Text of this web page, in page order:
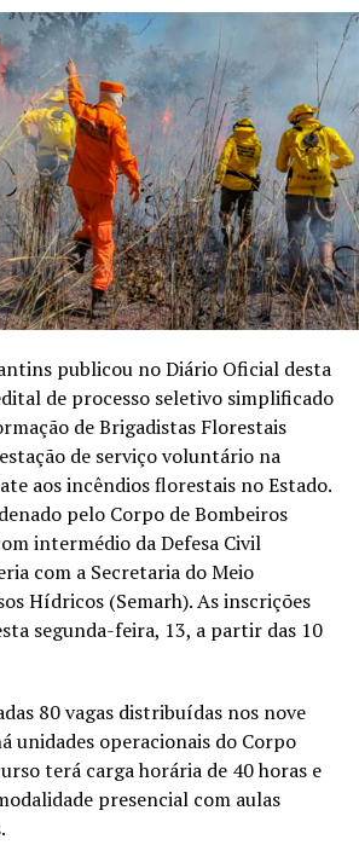
publicou no Diário Oficial desta
de processo seletivo simplificado
de Brigadistas Florestais
de serviço voluntário na
aos incêndios florestais no Estado.
pelo Corpo de Bombeiros
intermédio da Defesa Civil
com a Secretaria do Meio
Hídricos (Semarh). As inscrições
segunda-feira, 13, a partir das 10
80 vagas distribuídas nos nove
unidades operacionais do Corpo
terá carga horária de 40 horas e
presencial com aulas